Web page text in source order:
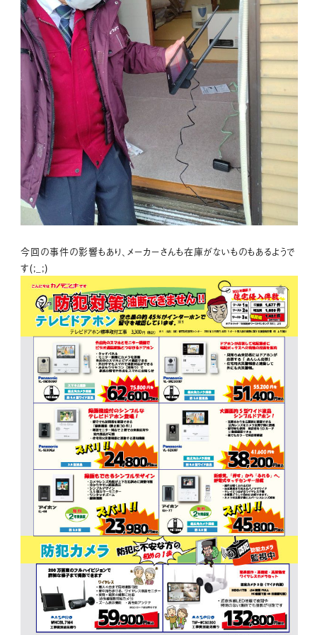
今回の事件の影響もあり、メーカーさんも在庫がないものもあるようで
す(;_;)